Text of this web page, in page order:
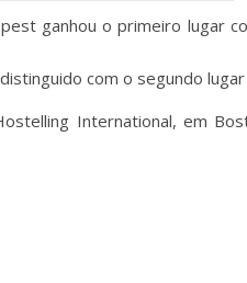
ganhou o primeiro lugar
com o segundo
International, em